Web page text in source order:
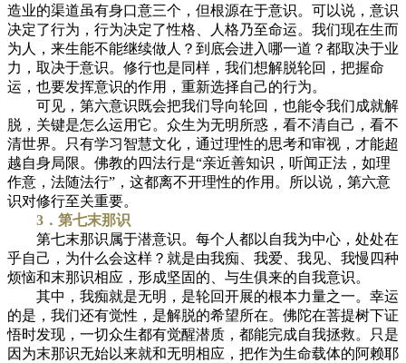
造业的渠道虽有身口意三个，但根源在于意识。可以说，意识
决定了行为，行为决定了性格、人格乃至命运。我们现在生而
为人，来生能不能继续做人？到底会进入哪一道？都取决于业
力，取决于意识。修行也是同样，我们想解脱轮回，把握命
运，也要发挥意识的作用，重新选择自己的行为。
可见，第六意识既会把我们导向轮回，也能令我们成就解
脱，关键是怎么运用它。众生为无明所惑，看不清自己，看不
清世界。只有学习智慧文化，通过理性的思考和审视，才能超
越自身局限。佛教的四法行是“亲近善知识，听闻正法，如理
作意，法随法行”，这都离不开理性的作用。所以说，第六意
识对修行至关重要。
3．第七末那识
第七末那识属于潜意识。每个人都以自我为中心，处处在
乎自己，为什么会这样？就是由我痴、我爱、我见、我慢四种
烦恼和末那识相应，形成坚固的、与生俱来的自我意识。
其中，我痴就是无明，是轮回开展的根本力量之一。幸运
的是，我们还有觉性，是解脱的希望所在。佛陀在菩提树下证
悟时发现，一切众生都有觉醒潜质，都能完成自我拯救。只是
因为末那识无始以来就和无明相应，把作为生命载体的阿赖耶